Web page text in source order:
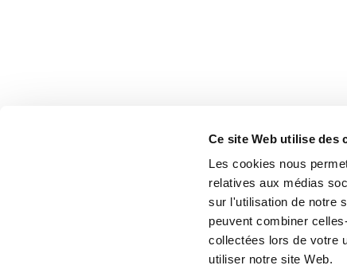
Ce site Web utilise des
Les cookies nous
relatives aux médias
sur l'utilisation de notre
peuvent combiner
collectées lors de votre
utiliser notre site Web.